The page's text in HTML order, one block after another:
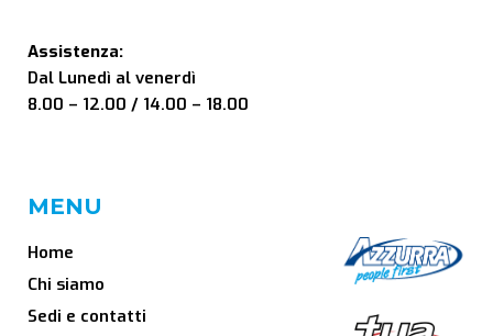
Assistenza:
Dal Lunedì al venerdì
8.00 – 12.00 / 14.00 – 18.00
MENU
Home
Chi siamo
Sedi e contatti